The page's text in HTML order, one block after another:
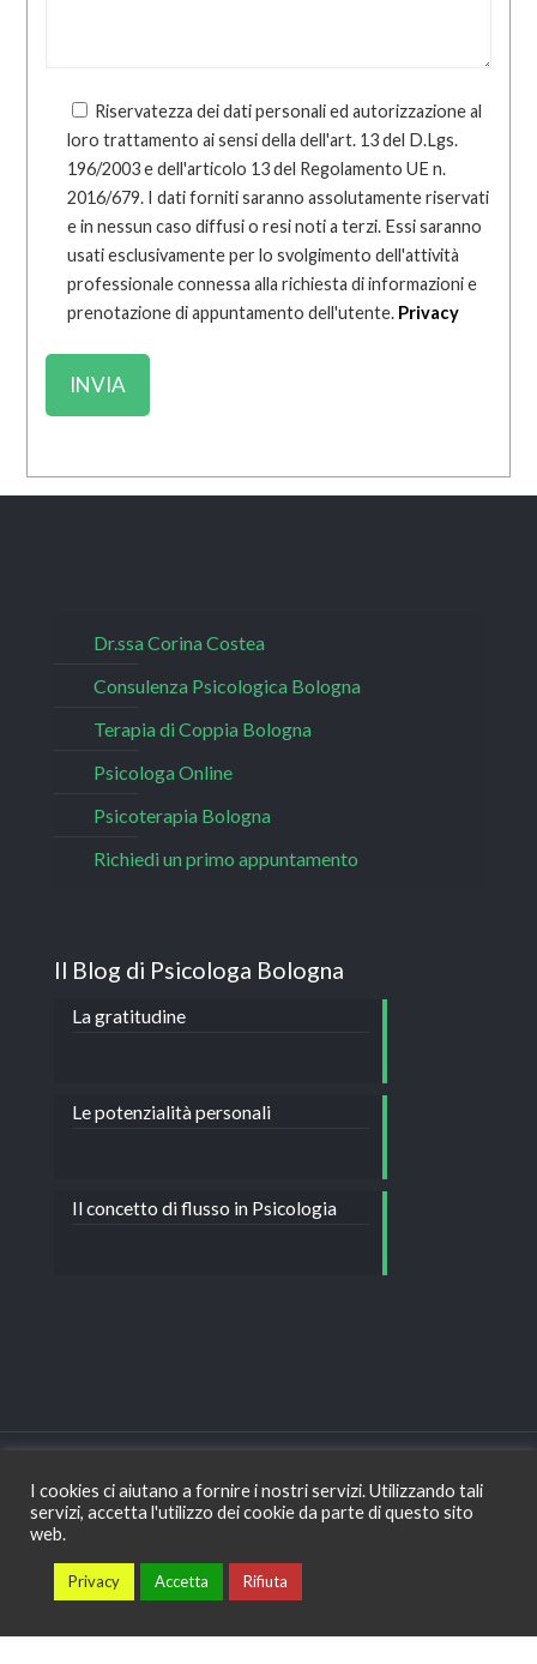
Riservatezza dei dati personali ed autorizzazione al
loro trattamento ai sensi della dell'art. 13 del D.Lgs.
196/2003 e dell'articolo 13 del Regolamento UE n.
2016/679. I dati forniti saranno assolutamente riservati
e in nessun caso diffusi o resi noti a terzi. Essi saranno
usati esclusivamente per lo svolgimento dell'attività
professionale connessa alla richiesta di informazioni e
prenotazione di appuntamento dell'utente. Privacy
Dr.ssa Corina Costea
Consulenza Psicologica Bologna
Terapia di Coppia Bologna
Psicologa Online
Psicoterapia Bologna
Richiedi un primo appuntamento
Il Blog di Psicologa Bologna
La gratitudine
Le potenzialità personali
Il concetto di flusso in Psicologia
I cookies ci aiutano a fornire i nostri servizi. Utilizzando tali
servizi, accetta l'utilizzo dei cookie da parte di questo sito
web.
Privacy Accetta Rifiuta